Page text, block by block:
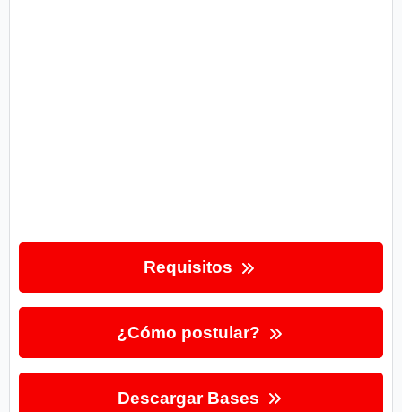
Requisitos
¿Cómo postular?
Descargar Bases